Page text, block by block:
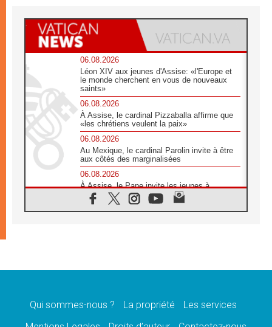
06.08.2026
Léon XIV aux jeunes d'Assise: «l'Europe et
le monde cherchent en vous de nouveaux
saints»
06.08.2026
À Assise, le cardinal Pizzaballa affirme que
«les chrétiens veulent la paix»
06.08.2026
Au Mexique, le cardinal Parolin invite à être
aux côtés des marginalisées
06.08.2026
À Assise, le Pape invite les jeunes à
«construire la civilisation de l'amour»
05.08.2026
d'entendre ceux qui bénissent la guerre»
Qui sommes-nous ? La propriété
Les services